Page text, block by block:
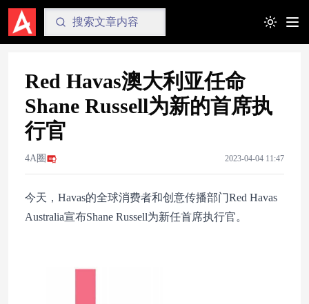
Toggle
Red Havas澳大利亚任命
Shane Russell为新的首席执
行官
4A圈 2023-04-04 11:47
今天，Havas的全球消费者和创意传播部门Red Havas
Australia宣布Shane Russell为新任首席执行官。